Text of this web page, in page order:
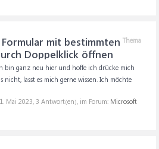
Thema
Formular mit bestimmten
Doppelklick öffnen
bin ganz neu hier und hoffe ich drücke mich
nicht, lasst es mich gerne wissen. Ich möchte
Mai 2023, 3 Antwort(en), im Forum: Microsoft